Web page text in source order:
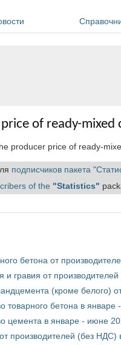
of ready-
producer price of ready-
подписчиков пакета
of the "Statistics"
бетона от
и гравия от
(кроме белого)
товарного бетона в январе
цемента в январе - июне
производителей (без НДС)